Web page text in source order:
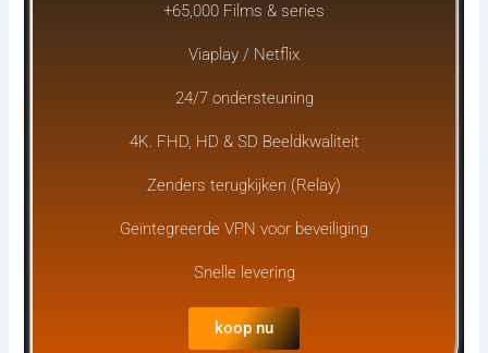
+65,000 Films & series
Viaplay / Netflix
24/7 ondersteuning
4K. FHD, HD & SD Beeldkwaliteit
Zenders terugkijken (Relay)
Geïntegreerde VPN voor beveiliging
Snelle levering
koop nu